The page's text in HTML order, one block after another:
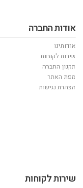
אודות החברה
אודותינו
שירות לקוחות
תקנון החברה
מפת האתר
הצהרת נגישות
שירות לקוחות